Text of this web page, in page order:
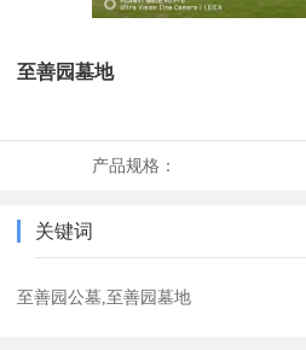
至善园墓地
产品规格：
关键词
至善园公墓,至善园墓地